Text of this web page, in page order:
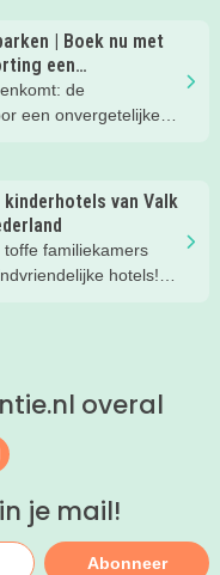
een lekkere lunch op
duik in zee. Heerlijk!
| Boek nu met
een
de
een onvergetelijke
kinderhotels van Valk
toffe familiekamers
hotels!
overal
Facebook
op Instagram
ons
je mail!
Abonneer